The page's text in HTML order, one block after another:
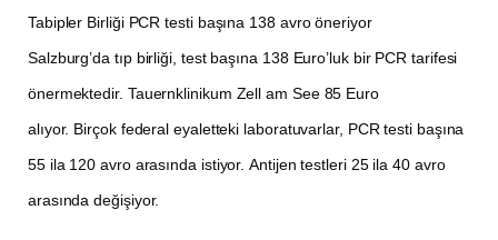
Tabipler Birliği PCR testi başına 138 avro öneriyor
Salzburg’da tıp birliği, test başına 138 Euro’luk bir PCR tarifesi
önermektedir. Tauernklinikum Zell am See 85 Euro
alıyor. Birçok federal eyaletteki laboratuvarlar, PCR testi başına
55 ila 120 avro arasında istiyor. Antijen testleri 25 ila 40 avro
arasında değişiyor.